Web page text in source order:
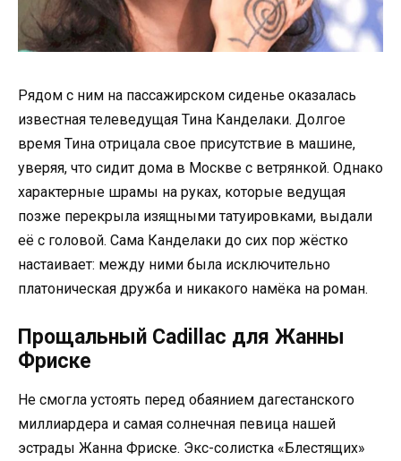
Рядом с ним на пассажирском сиденье оказалась
известная телеведущая Тина Канделаки. Долгое
время Тина отрицала свое присутствие в машине,
уверяя, что сидит дома в Москве с ветрянкой. Однако
характерные шрамы на руках, которые ведущая
позже перекрыла изящными татуировками, выдали
её с головой. Сама Канделаки до сих пор жёстко
настаивает: между ними была исключительно
платоническая дружба и никакого намёка на роман.
Прощальный Cadillac для Жанны
Фриске
Не смогла устоять перед обаянием дагестанского
миллиардера и самая солнечная певица нашей
эстрады Жанна Фриске. Экс-солистка «Блестящих»